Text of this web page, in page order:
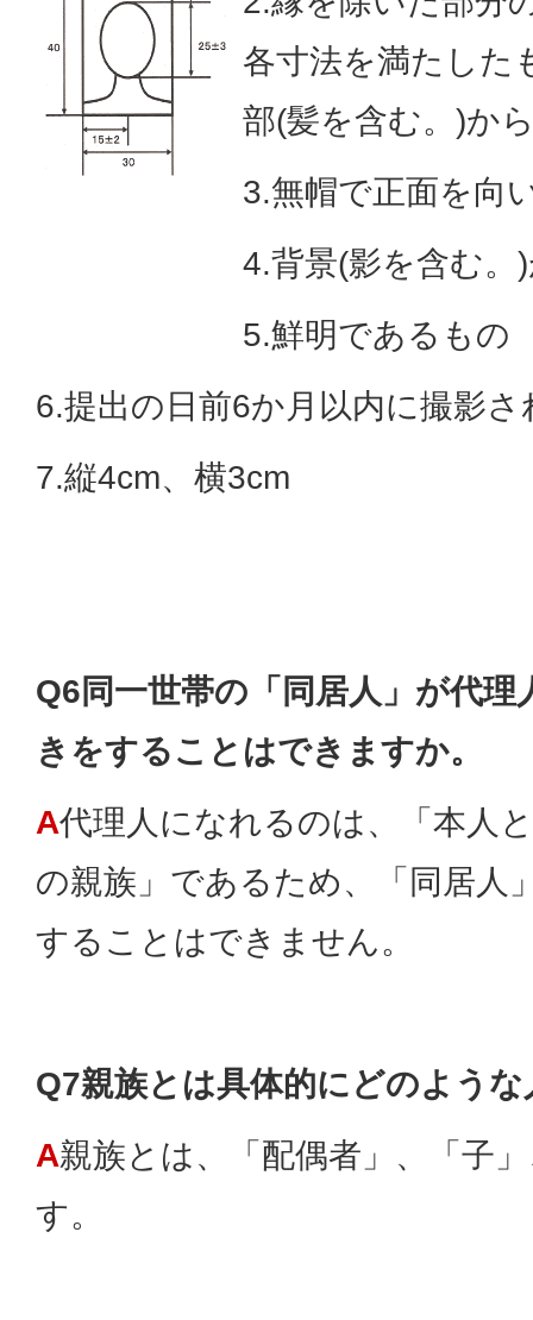
各寸法を満たした
部(髪を含む。)か
3.無帽で正面を向
4.背景(影を含む。
5.鮮明であるもの
6.提出の日前6か月以内に撮影
7.縦4cm、横3cm
Q6同一世帯の「同居人」が代理
きをすることはできますか。
A代理人になれるのは、「本人
の親族」であるため、「同居人
することはできません。
Q7親族とは具体的にどのよう
A親族とは、「配偶者」、「子
す。